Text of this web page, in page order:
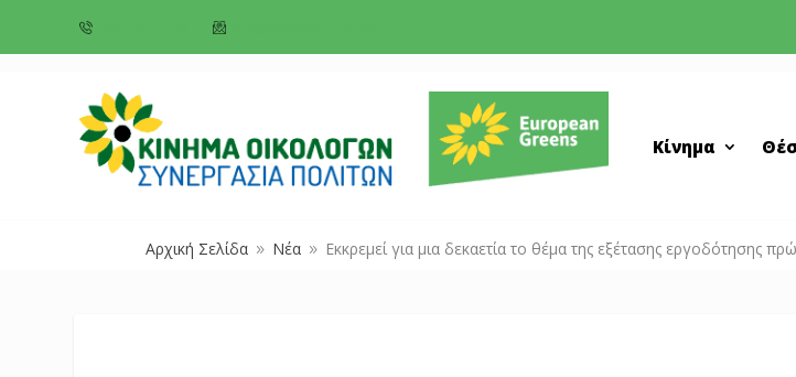
Κίνημα
Αρχική Σελίδα 9 Νέα 9 Εκκρεμεί για μια δεκαετία το θέμα της εξέτασης εργοδότησης